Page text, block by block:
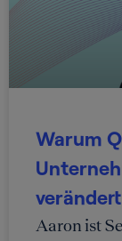
Warum
verändert
Aaron ist